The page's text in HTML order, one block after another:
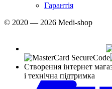
Гарантія
© 2020 — 2026 Medi-shop
Створення інтернет
і технічна підтримка